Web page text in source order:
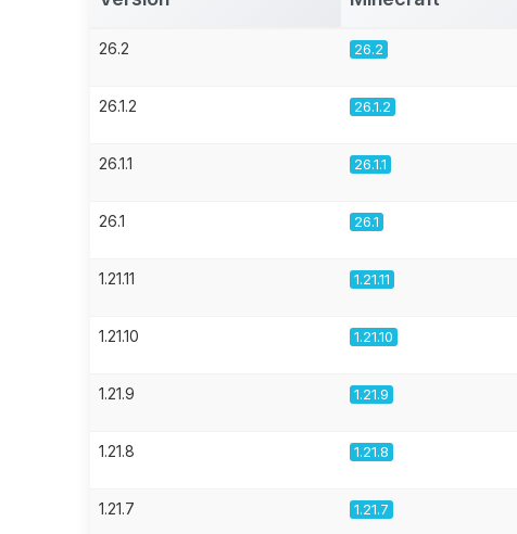
26.2 26.2
26.1.2 26.1.2
26.1.1 26.1.1
26.1 26.1
1.21.11 1.21.11
1.21.10 1.21.10
1.21.9 1.21.9
1.21.8 1.21.8
1.21.7 1.21.7